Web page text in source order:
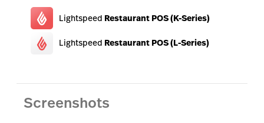
Lightspeed Restaurant POS (K-Series)
Lightspeed Restaurant POS (L-Series)
Screenshots